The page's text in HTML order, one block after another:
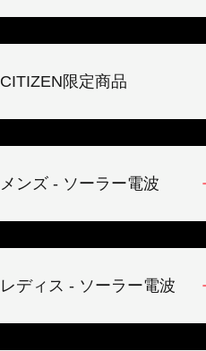
CITIZEN限定商品
メンズ - ソーラー電波
レディス - ソーラー電波